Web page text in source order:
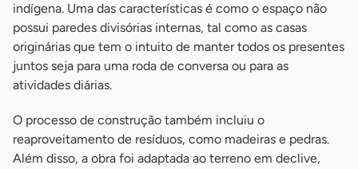
indígena. Uma das características é como o espaço não
possui paredes divisórias internas, tal como as casas
originárias que tem o intuito de manter todos os presentes
juntos seja para uma roda de conversa ou para as
atividades diárias.
O processo de construção também incluiu o
reaproveitamento de resíduos, como madeiras e pedras.
Além disso, a obra foi adaptada ao terreno em declive,